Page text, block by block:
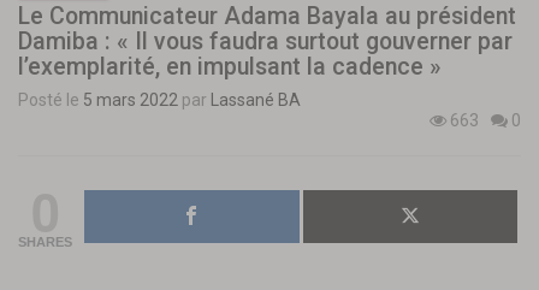
Le Communicateur Adama Bayala au président
Damiba : « Il vous faudra surtout gouverner par
l’exemplarité, en impulsant la cadence »
Posté le 5 mars 2022 par Lassané BA
663
0
SHARES